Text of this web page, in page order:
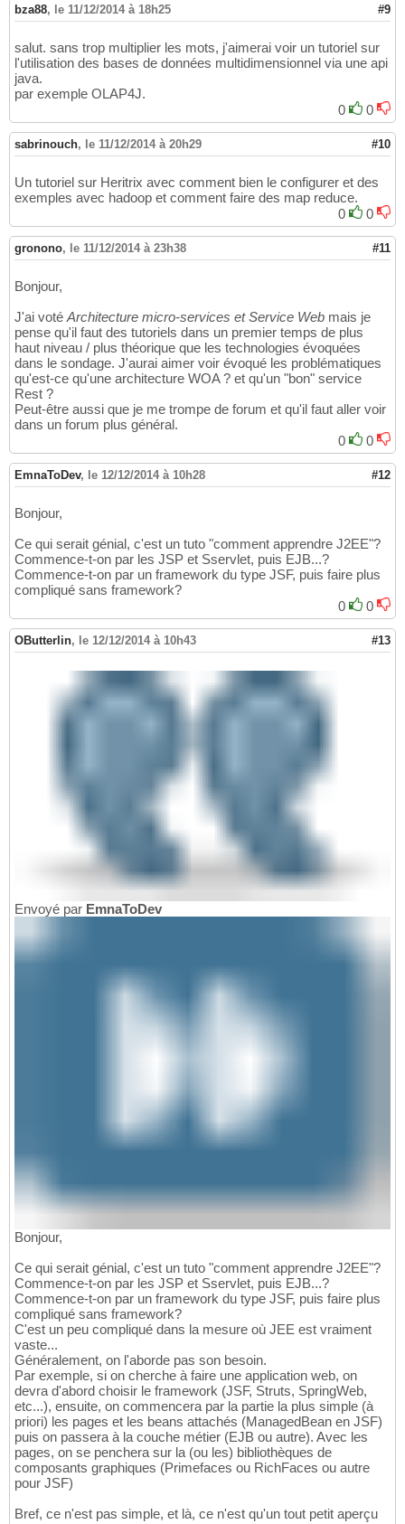
bza88, le 11/12/2014 à 18h25 #9
salut. sans trop multiplier les mots, j'aimerai voir un tutoriel sur
l'utilisation des bases de données multidimensionnel via une api
java.
par exemple OLAP4J.
0
0
sabrinouch, le 11/12/2014 à 20h29 #10
Un tutoriel sur Heritrix avec comment bien le configurer et des
exemples avec hadoop et comment faire des map reduce.
0
0
gronono, le 11/12/2014 à 23h38 #11
Bonjour,
J'ai voté Architecture micro-services etService Web mais je
pense qu'il faut des tutoriels dans un premier temps de plus
haut niveau / plus théorique que les technologies évoquées
dans le sondage. J'aurai aimer voir évoqué les problématiques
qu'est-ce qu'une architecture WOA ? et qu'un "bon" service
Rest ?
Peut-être aussi que je me trompe de forum et qu'il faut aller voir
dans un forum plus général.
0
0
EmnaToDev, le 12/12/2014 à 10h28 #12
Bonjour,
Ce qui serait génial, c'est un tuto "comment apprendre J2EE"?
Commence-t-on par les JSP et Sservlet, puis EJB...?
Commence-t-on par un framework du type JSF, puis faire plus
compliqué sans framework?
0
0
OButterlin, le 12/12/2014 à 10h43 #13
Envoyé par EmnaToDev
Bonjour,
Ce qui serait génial, c'est un tuto "comment apprendre J2EE"?
Commence-t-on par les JSP et Sservlet, puis EJB...?
Commence-t-on par un framework du type JSF, puis faire plus
compliqué sans framework?
C'est un peu compliqué dans la mesure où JEE est vraiment
vaste...
Généralement, on l'aborde pas son besoin.
Par exemple, si on cherche à faire une application web, on
devra d'abord choisir le framework (JSF, Struts, SpringWeb,
etc...), ensuite, on commencera par la partie la plus simple (à
priori) les pages et les beans attachés (ManagedBean en JSF)
puis on passera à la couche métier (EJB ou autre). Avec les
pages, on se penchera sur la (ou les) bibliothèques de
composants graphiques (Primefaces ou RichFaces ou autre
pour JSF)
Bref, ce n'est pas simple, et là, ce n'est qu'un tout petit aperçu